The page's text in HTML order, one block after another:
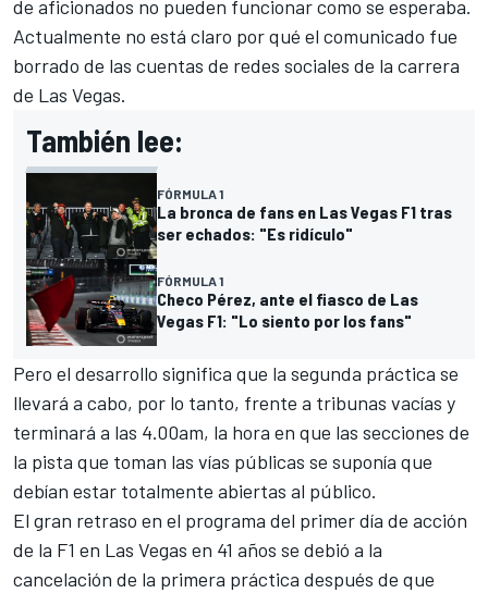
de aficionados no pueden funcionar como se esperaba.
Actualmente no está claro por qué el comunicado fue
borrado de las cuentas de redes sociales de la carrera
de Las Vegas.
También lee:
FÓRMULA 1
La bronca de fans en Las Vegas F1 tras
ser echados: "Es ridículo"
FÓRMULA 1
Checo Pérez, ante el fiasco de Las
Vegas F1: "Lo siento por los fans"
Pero el desarrollo significa que la segunda práctica se
llevará a cabo, por lo tanto, frente a tribunas vacías y
terminará a las 4.00am, la hora en que las secciones de
la pista que toman las vías públicas se suponía que
debían estar totalmente abiertas al público.
El gran retraso en el programa del primer día de acción
de la F1 en Las Vegas en 41 años se debió a la
cancelación de la primera práctica después de que